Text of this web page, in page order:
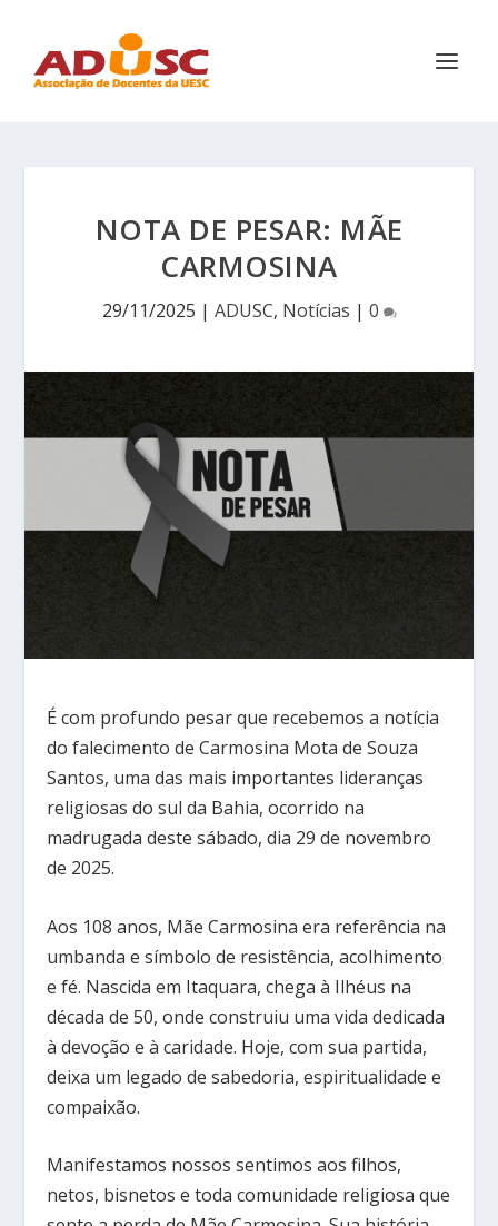
NOTA DE PESAR: MÃE
CARMOSINA
29/11/2025 | ADUSC, Notícias | 0
É com profundo pesar que recebemos a notícia
do falecimento de Carmosina Mota de Souza
Santos, uma das mais importantes lideranças
religiosas do sul da Bahia, ocorrido na
madrugada deste sábado, dia 29 de novembro
de 2025.
Aos 108 anos, Mãe Carmosina era referência na
umbanda e símbolo de resistência, acolhimento
e fé. Nascida em Itaquara, chega à Ilhéus na
década de 50, onde construiu uma vida dedicada
à devoção e à caridade. Hoje, com sua partida,
deixa um legado de sabedoria, espiritualidade e
compaixão.
Manifestamos nossos sentimos aos filhos,
netos, bisnetos e toda comunidade religiosa que